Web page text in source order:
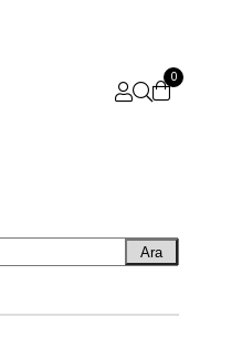
0
Ara